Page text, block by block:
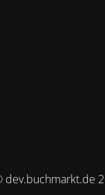
dev.buchmarkt.de